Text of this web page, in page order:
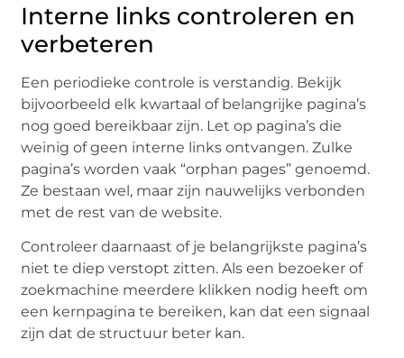
Interne links controleren en
verbeteren
Een periodieke controle is verstandig. Bekijk
bijvoorbeeld elk kwartaal of belangrijke pagina’s
nog goed bereikbaar zijn. Let op pagina’s die
weinig of geen interne links ontvangen. Zulke
pagina’s worden vaak “orphan pages” genoemd.
Ze bestaan wel, maar zijn nauwelijks verbonden
met de rest van de website.
Controleer daarnaast of je belangrijkste pagina’s
niet te diep verstopt zitten. Als een bezoeker of
zoekmachine meerdere klikken nodig heeft om
een kernpagina te bereiken, kan dat een signaal
zijn dat de structuur beter kan.